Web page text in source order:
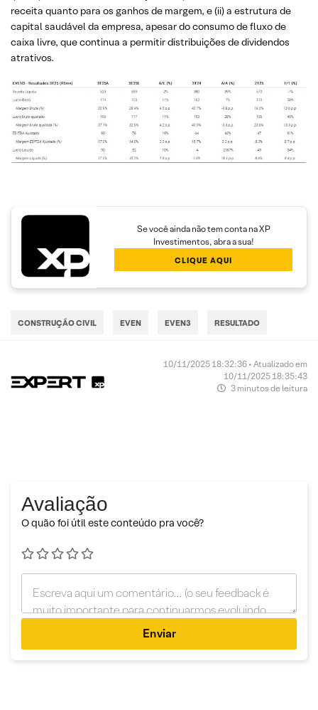
receita quanto para os ganhos de margem, e (ii) a estrutura de
capital saudável da empresa, apesar do consumo de fluxo de
caixa livre, que continua a permitir distribuições de dividendos
atrativos.
Se você ainda não tem conta na XP
Investimentos, abra a sua!
CLIQUE AQUI
CONSTRUÇÃO CIVIL EVEN EVEN3 RESULTADO
10/11/2025 18:32:36 • Atualizado em
10/11/2025 18:35:43
3 minutos de leitura
Avaliação
O quão foi útil este conteúdo pra você?
Enviar